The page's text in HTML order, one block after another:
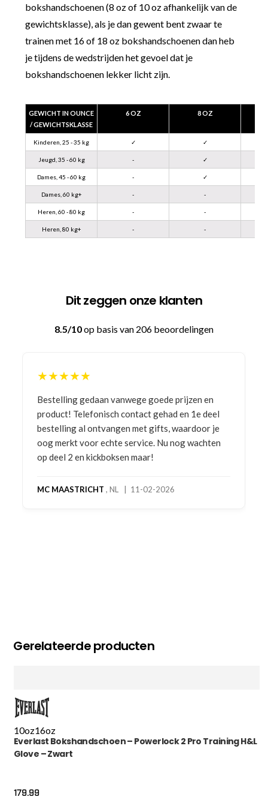
bokshandschoenen (8 oz of 10 oz afhankelijk van de
gewichtsklasse), als je dan gewent bent zwaar te
trainen met 16 of 18 oz bokshandschoenen dan heb
je tijdens de wedstrijden het gevoel dat je
bokshandschoenen lekker licht zijn.
GEWICHT IN OUNCE
/ GEWICHTSKLASSE
6 OZ 8 OZ
Kinderen, 25 - 35 kg ✓ ✓
Jeugd, 35 - 60 kg - ✓
Dames, 45 - 60 kg - ✓
Dames, 60 kg+ - -
Heren, 60 - 80 kg - -
Heren, 80 kg+ - -
Dit zeggen onze klanten
8.5/10op basis van 206 beoordelingen
★★★★★
Bestelling gedaan vanwege goede prijzen en
product! Telefonisch contact gehad en 1e deel
bestelling al ontvangen met gifts, waardoor je
oog merkt voor echte service. Nu nog wachten
op deel 2 en kickboksen maar!
MC MAASTRICHT , NL | 11-02-2026
Gerelateerde producten
10oz16oz
Everlast Bokshandschoen – Powerlock 2 Pro Training H&L
Glove – Zwart
179.99